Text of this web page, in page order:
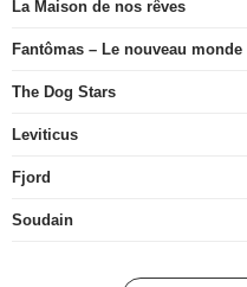
La Maison de nos rêves
Fantômas – Le nouveau monde
The Dog Stars
Leviticus
Fjord
Soudain